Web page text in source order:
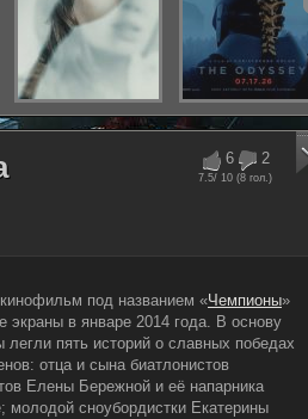
6 2
7.5/ 10 (8 гол.)
под названием «Чемпионы»
экраны в январе 2014 года. В основу
легли пять историй о славных победах
отца и сына биатлонистов
Елены Бережной и её напарника
молодой сноубордистки Екатерины